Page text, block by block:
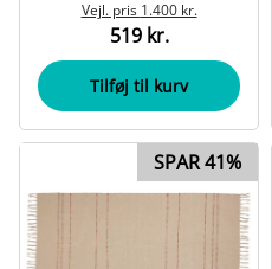
Vejl. pris 1.400 kr.
519 kr.
Tilføj til kurv
SPAR 41%